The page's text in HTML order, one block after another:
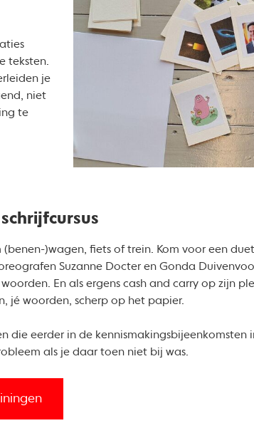
teksten.
je
niet
te
)wagen, fiets of trein. Kom voor een
Suzanne Docter en Gonda
En als ergens cash and carry op zijn
jé woorden, scherp op het papier.
die eerder in de kennismakingsbijeenkomsten
als je daar toen niet bij was.